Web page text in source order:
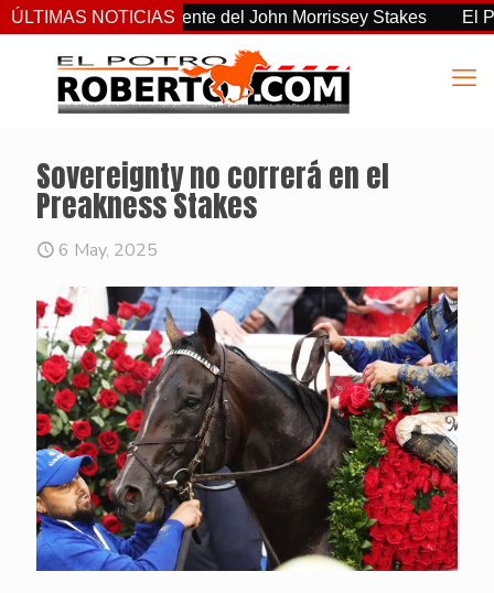
ÚLTIMAS NOTICIAS
más consistente del John Morrissey Stakes El
Sovereignty no correrá en el
Preakness Stakes
6 May, 2025